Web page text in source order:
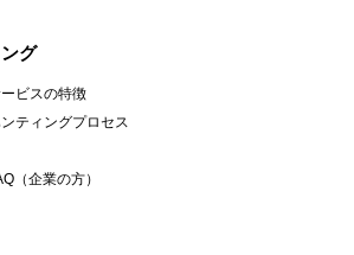
グ
ビスの特徴
ティングプロセス
（企業の方）